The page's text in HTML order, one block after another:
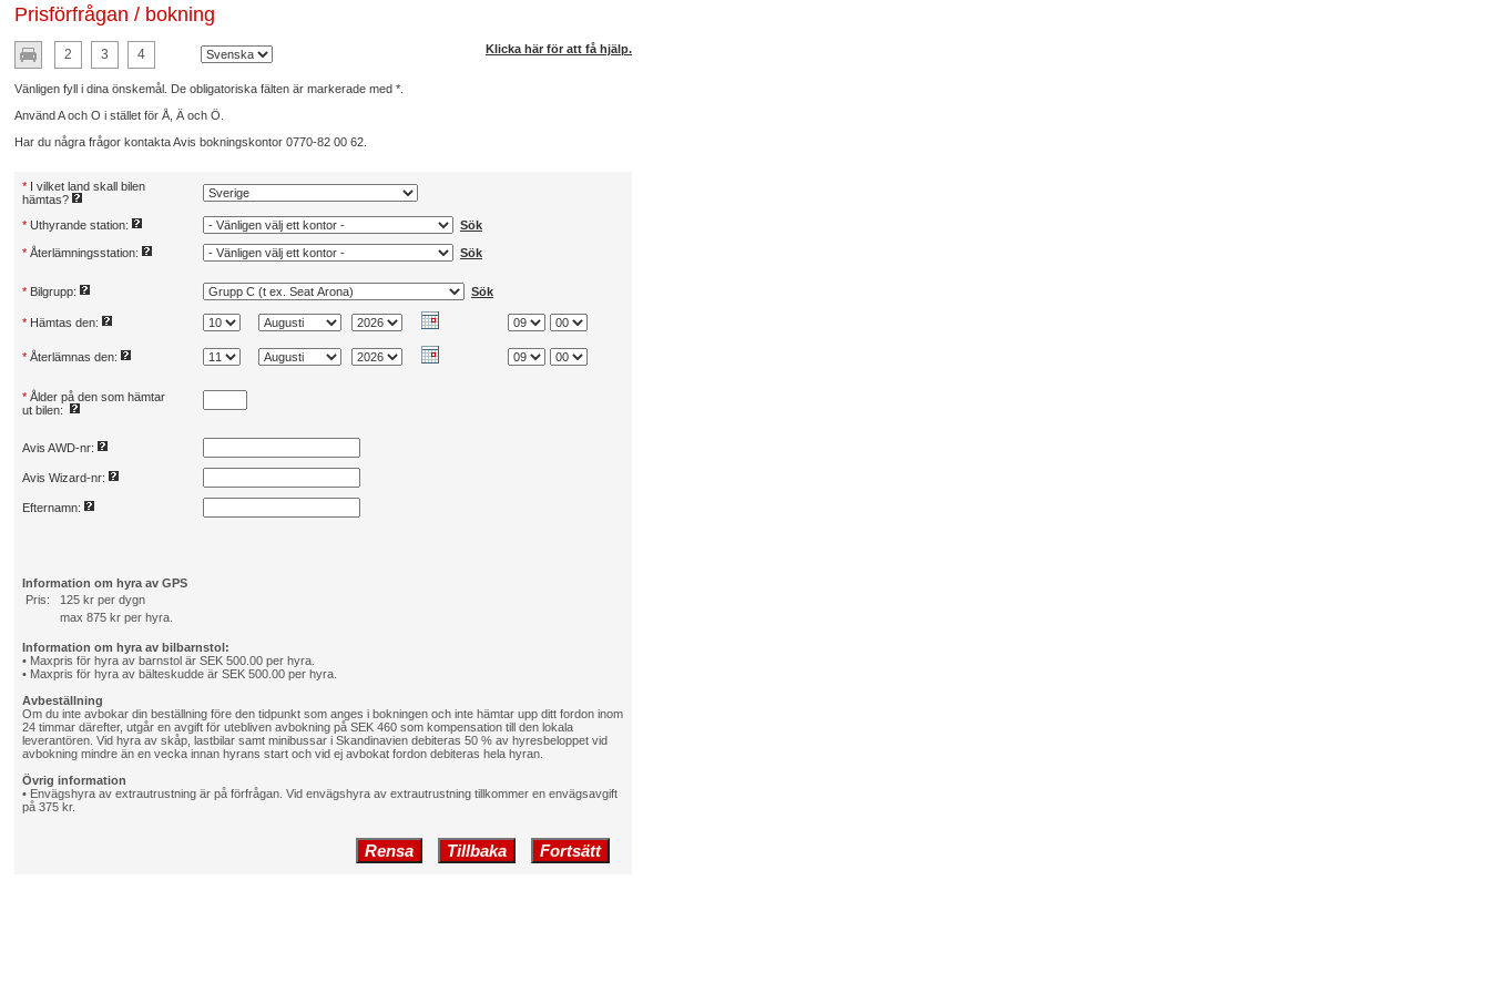
Prisförfrågan / bokning
2 3 4 Klicka här för att få hjälp.
Vänligen fyll i dina önskemål. De obligatoriska fälten är markerade med *.
Använd A och O i stället för Å, Ä och Ö.
Har du några frågor kontakta Avis bokningskontor 0770-82 00 62.
* I vilket land skall bilen
hämtas?
* Uthyrande station: Sök
* Återlämningsstation: Sök
* Bilgrupp: Sök
* Hämtas den:
* Återlämnas den:
* Ålder på den som hämtar
ut bilen:
Avis AWD-nr:
Avis Wizard-nr:
Efternamn:
Information om hyra av GPS
Pris:
125 kr per dygn
max 875 kr per hyra.
Information om hyra av bilbarnstol:
• Maxpris för hyra av barnstol är SEK 500.00 per hyra.
• Maxpris för hyra av bälteskudde är SEK 500.00 per hyra.
Avbeställning
Om du inte avbokar din beställning före den tidpunkt som anges i bokningen och inte hämtar upp ditt fordon inom
24 timmar därefter, utgår en avgift för utebliven avbokning på SEK 460 som kompensation till den lokala
leverantören. Vid hyra av skåp, lastbilar samt minibussar i Skandinavien debiteras 50 % av hyresbeloppet vid
avbokning mindre än en vecka innan hyrans start och vid ej avbokat fordon debiteras hela hyran.
Övrig information
• Envägshyra av extrautrustning är på förfrågan. Vid envägshyra av extrautrustning tillkommer en envägsavgift
på 375 kr.